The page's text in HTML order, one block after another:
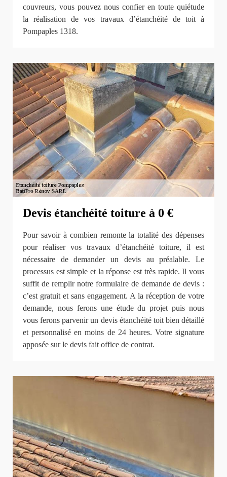
couvreurs, vous pouvez nous confier en toute quiétude
la réalisation de vos travaux d’étanchéité de toit à
Pompaples 1318.
Devis étanchéité toiture à 0 €
Pour savoir à combien remonte la totalité des dépenses
pour réaliser vos travaux d’étanchéité toiture, il est
nécessaire de demander un devis au préalable. Le
processus est simple et la réponse est très rapide. Il vous
suffit de remplir notre formulaire de demande de devis :
c’est gratuit et sans engagement. A la réception de votre
demande, nous ferons une étude du projet puis nous
vous ferons parvenir un devis étanchéité toit bien détaillé
et personnalisé en moins de 24 heures. Votre signature
apposée sur le devis fait office de contrat.